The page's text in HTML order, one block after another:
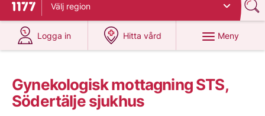
Till startsidan för 1177
Välj region
Logga in
på 1177.se
Hitta vård
på 1177.se
Meny
Gynekologisk mottagning STS,
Södertälje sjukhus